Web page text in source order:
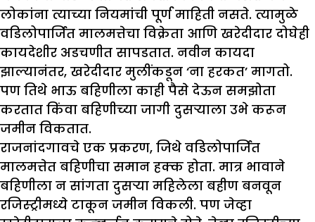
लोकांना त्याच्या नियमांची पूर्ण माहिती नसते. त्यामुळे
वडिलोपार्जित मालमत्तेचा विक्रेता आणि खरेदीदार दोघेही
कायदेशीर अडचणीत सापडतात. नवीन कायदा
झाल्यानंतर, खरेदीदार मुलींकडून ‘ना हरकत’ मागतो.
पण तिथे भाऊ बहिणीला काही पैसे देऊन समझोता
करतात किंवा बहिणीच्या जागी दुसऱ्याला उभे करून
जमीन विकतात.
राजनांदगावचे एक प्रकरण, जिथे वडिलोपार्जित
मालमत्तेत बहिणीचा समान हक्क होता. मात्र भावाने
बहिणीला न सांगता दुसऱ्या महिलेला बहीण बनवून
रजिस्ट्रीमध्ये टाकून जमीन विकली. पण जेव्हा